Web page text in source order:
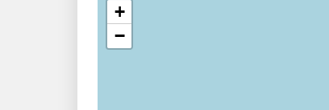
+
−